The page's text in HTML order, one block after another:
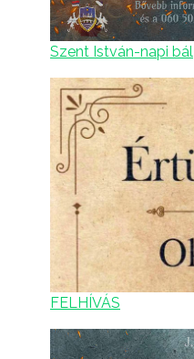
Szent István-napi bál
FELHÍVÁS